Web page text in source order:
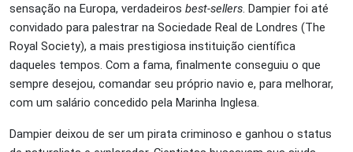
sensação na Europa, verdadeiros best-sellers. Dampier foi até
convidado para palestrar na Sociedade Real de Londres (The
Royal Society), a mais prestigiosa instituição científica
daqueles tempos. Com a fama, finalmente conseguiu o que
sempre desejou, comandar seu próprio navio e, para melhorar,
com um salário concedido pela Marinha Inglesa.
Dampier deixou de ser um pirata criminoso e ganhou o status